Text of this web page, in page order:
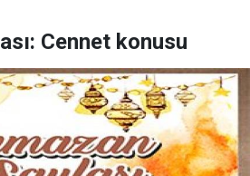
Cennet konusu